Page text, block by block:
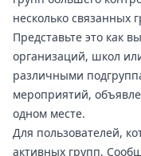
несколько связанных
Представьте это как
организаций, школ
различными
мероприятий,
одном месте.
Для пользователей,
активных групп,